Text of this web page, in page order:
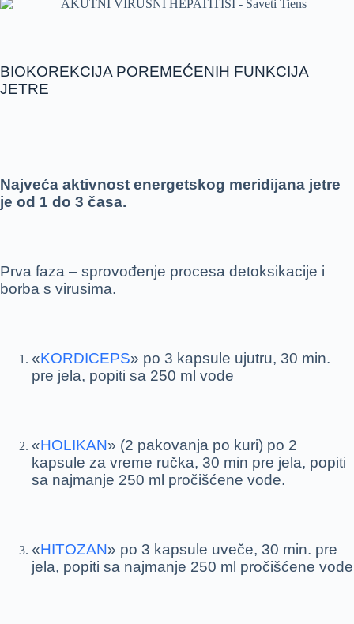
BIOKOREKCIJA POREMEĆENIH FUNKCIJA
JETRE
Najveća aktivnost energetskog meridijana jetre
je od 1 do 3 časa.
Prva faza – sprovođenje procesa detoksikacije i
borba s virusima.
«KORDICEPS» po 3 kapsule ujutru, 30 min.
pre jela, popiti sa 250 ml vode
«HOLIKAN» (2 pakovanja po kuri) po 2
kapsule za vreme ručka, 30 min pre jela, popiti
sa najmanje 250 ml pročišćene vode.
«HITOZAN» po 3 kapsule uveče, 30 min. pre
jela, popiti sa najmanje 250 ml pročišćene vode